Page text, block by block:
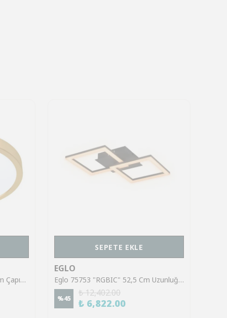
Eglo 900182 "FUEVA 5" 28,5 Cm Çapında Çelik Fırçalanmış Pirinç Tavan Armatürü
SEPETE EKLE
EGLO
Eglo 75753 "RGBIC" 52,5 Cm Uzunluğunda Çelik Siyah Tavan Armatürü
%45
₺ 12,402.00
₺ 6,822.00